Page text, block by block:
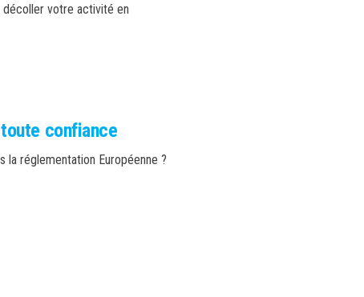
décoller votre activité en
confiance
la réglementation Européenne ?